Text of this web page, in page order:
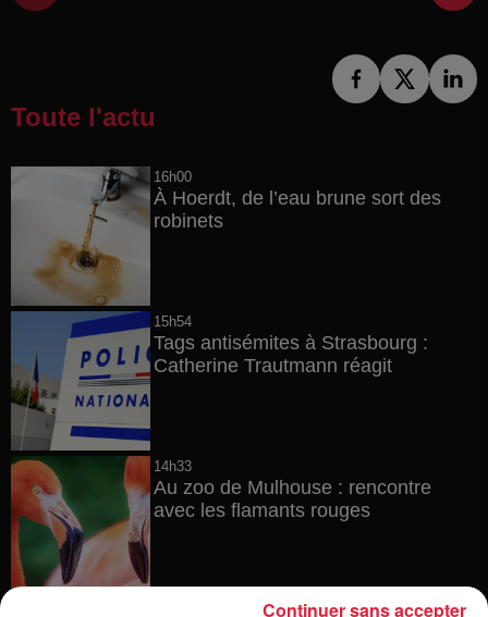
Toute l'actu
16h00
À Hoerdt, de l’eau brune sort des
robinets
15h54
Tags antisémites à Strasbourg :
Catherine Trautmann réagit
14h33
Au zoo de Mulhouse : rencontre
avec les flamants rouges
Continuer sans accepter